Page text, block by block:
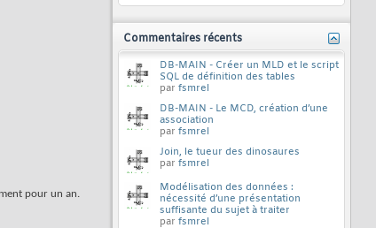
pour un an.
Commentaires récents
DB-MAIN - Créer un MLD et le script
SQL de définition des tables
par fsmrel
DB-MAIN - Le MCD, création d’une
association
par fsmrel
Join, le tueur des dinosaures
par fsmrel
Modélisation des données :
nécessité d’une présentation
suffisante du sujet à traiter
par fsmrel